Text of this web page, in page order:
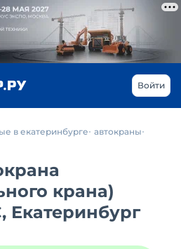
Войти
в екатеринбурге
автокраны
крана)
Екатеринбург